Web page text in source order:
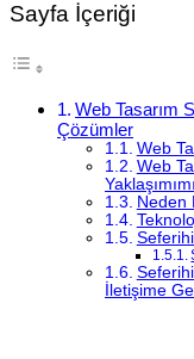
Sayfa İçeriği
Web Tasarım
Çözümler
Web
Web
Neden
İletişime